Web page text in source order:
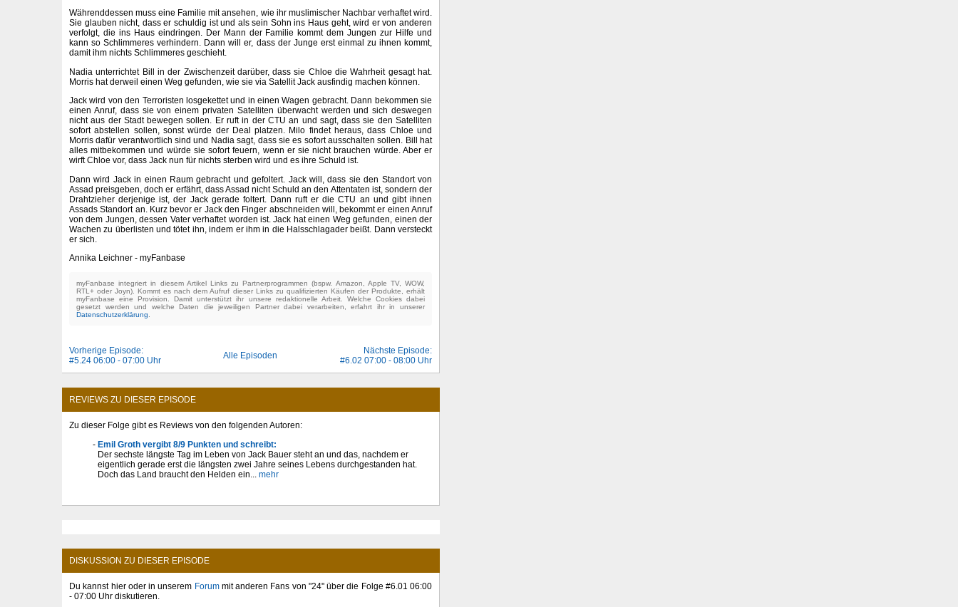
Währenddessen muss eine Familie mit ansehen, wie ihr muslimischer Nachbar verhaftet wird.
Sie glauben nicht, dass er schuldig ist und als sein Sohn ins Haus geht, wird er von anderen
verfolgt, die ins Haus eindringen. Der Mann der Familie kommt dem Jungen zur Hilfe und
kann so Schlimmeres verhindern. Dann will er, dass der Junge erst einmal zu ihnen kommt,
damit ihm nichts Schlimmeres geschieht.
Nadia unterrichtet Bill in der Zwischenzeit darüber, dass sie Chloe die Wahrheit gesagt hat.
Morris hat derweil einen Weg gefunden, wie sie via Satellit Jack ausfindig machen können.
Jack wird von den Terroristen losgekettet und in einen Wagen gebracht. Dann bekommen sie
einen Anruf, dass sie von einem privaten Satelliten überwacht werden und sich deswegen
nicht aus der Stadt bewegen sollen. Er ruft in der CTU an und sagt, dass sie den Satelliten
sofort abstellen sollen, sonst würde der Deal platzen. Milo findet heraus, dass Chloe und
Morris dafür verantwortlich sind und Nadia sagt, dass sie es sofort ausschalten sollen. Bill hat
alles mitbekommen und würde sie sofort feuern, wenn er sie nicht brauchen würde. Aber er
wirft Chloe vor, dass Jack nun für nichts sterben wird und es ihre Schuld ist.
Dann wird Jack in einen Raum gebracht und gefoltert. Jack will, dass sie den Standort von
Assad preisgeben, doch er erfährt, dass Assad nicht Schuld an den Attentaten ist, sondern der
Drahtzieher derjenige ist, der Jack gerade foltert. Dann ruft er die CTU an und gibt ihnen
Assads Standort an. Kurz bevor er Jack den Finger abschneiden will, bekommt er einen Anruf
von dem Jungen, dessen Vater verhaftet worden ist. Jack hat einen Weg gefunden, einen der
Wachen zu überlisten und tötet ihn, indem er ihm in die Halsschlagader beißt. Dann versteckt
er sich.
Annika Leichner - myFanbase
myFanbase integriert in diesem Artikel Links zu Partnerprogrammen (bspw. Amazon, Apple TV, WOW,
RTL+ oder Joyn). Kommt es nach dem Aufruf dieser Links zu qualifizierten Käufen der Produkte, erhält
myFanbase eine Provision. Damit unterstützt ihr unsere redaktionelle Arbeit. Welche Cookies dabei
gesetzt werden und welche Daten die jeweiligen Partner dabei verarbeiten, erfahrt ihr in unserer
Datenschutzerklärung
Vorherige Episode:
#5.24 06:00 - 07:00 Uhr
Alle Episoden
Nächste Episode:
#6.02 07:00 - 08:00 Uhr
REVIEWS ZU DIESER EPISODE
Zu dieser Folge gibt es Reviews von den folgenden Autoren:
Emil Groth vergibt 8/9 Punkten und schreibt:
Der sechste längste Tag im Leben von Jack Bauer steht an und das, nachdem er
eigentlich gerade erst die längsten zwei Jahre seines Lebens durchgestanden hat.
Doch das Land braucht den Helden ein...
mehr
DISKUSSION ZU DIESER EPISODE
Du kannst hier oder in unserem Forummit anderen Fans von "24" über die Folge #6.01 06:00
- 07:00 Uhr diskutieren.